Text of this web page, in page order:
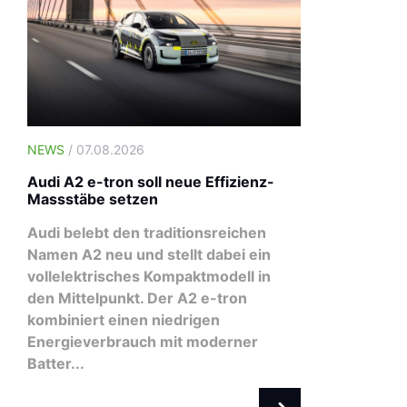
NEWS/ 03.08.2026
Swiss Fleet Forum 2026: Die
Flotte im Wandel – jetzt
NEWS / 07.08.2026
Audi A2 e-tron soll neue Effizienz-
Massstäbe setzen
Audi belebt den traditionsreichen
Namen A2 neu und stellt dabei ein
vollelektrisches Kompaktmodell in
den Mittelpunkt. Der A2 e-tron
kombiniert einen niedrigen
Energieverbrauch mit moderner
Batter...